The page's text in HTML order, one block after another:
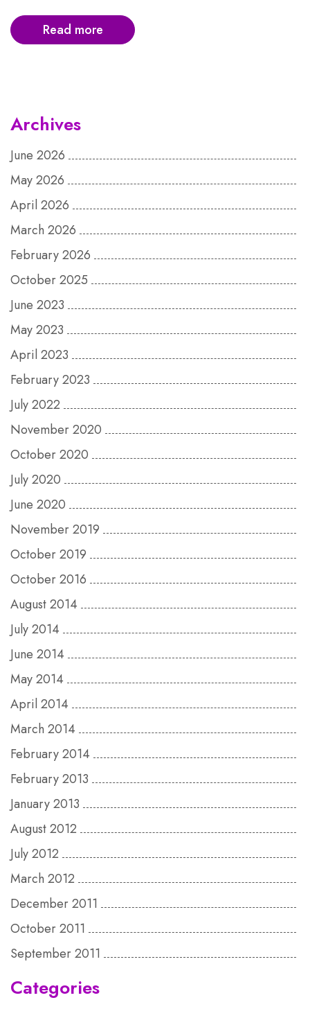
Read more
Archives
June 2026
May 2026
April 2026
March 2026
February 2026
October 2025
June 2023
May 2023
April 2023
February 2023
July 2022
November 2020
October 2020
July 2020
June 2020
November 2019
October 2019
October 2016
August 2014
July 2014
June 2014
May 2014
April 2014
March 2014
February 2014
February 2013
January 2013
August 2012
July 2012
March 2012
December 2011
October 2011
September 2011
Categories